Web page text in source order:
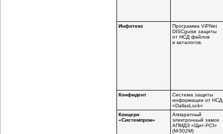
Инфотекс
Программа ViPNet
DISCguise защиты
от НСД файлов
и каталогов.
Конфидент
Система защиты
информации от НСД
«DallasLock»
Концерн
«Системпром»
Аппаратный
электронный замок
АПМДЗ «Щит-PCI»
(М-502М)